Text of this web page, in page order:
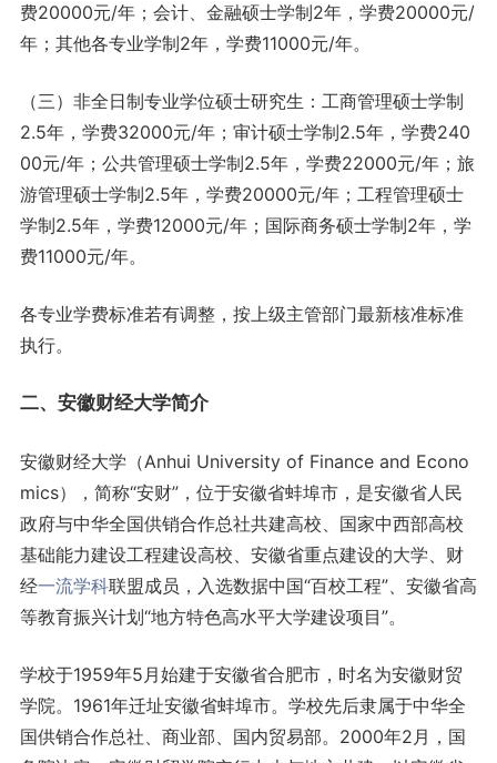
费20000元/年；会计、金融硕士学制2年，学费20000元/
年；其他各专业学制2年，学费11000元/年。
（三）非全日制专业学位硕士研究生：工商管理硕士学制
2.5年，学费32000元/年；审计硕士学制2.5年，学费240
00元/年；公共管理硕士学制2.5年，学费22000元/年；旅
游管理硕士学制2.5年，学费20000元/年；工程管理硕士
学制2.5年，学费12000元/年；国际商务硕士学制2年，学
费11000元/年。
各专业学费标准若有调整，按上级主管部门最新核准标准
执行。
二、安徽财经大学简介
安徽财经大学（Anhui University of Finance and Econo
mics），简称“安财”，位于安徽省蚌埠市，是安徽省人民
政府与中华全国供销合作总社共建高校、国家中西部高校
基础能力建设工程建设高校、安徽省重点建设的大学、财
经一流学科联盟成员，入选数据中国“百校工程”、安徽省高
等教育振兴计划“地方特色高水平大学建设项目”。
学校于1959年5月始建于安徽省合肥市，时名为安徽财贸
学院。1961年迁址安徽省蚌埠市。学校先后隶属于中华全
国供销合作总社、商业部、国内贸易部。2000年2月，国